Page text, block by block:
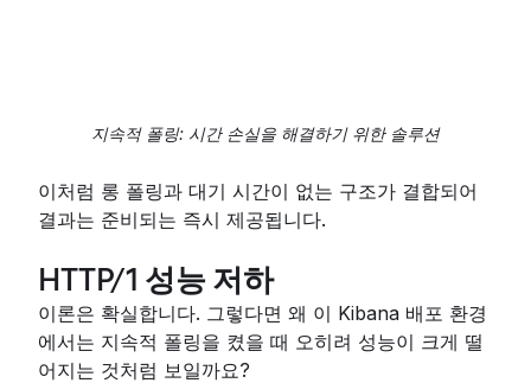
지속적 폴링: 시간 손실을 해결하기 위한 솔루션
이처럼 롱 폴링과 대기 시간이 없는 구조가 결합되어
결과는 준비되는 즉시 제공됩니다.
HTTP/1 성능 저하
이론은 확실합니다. 그렇다면 왜 이 Kibana 배포 환경
에서는 지속적 폴링을 켰을 때 오히려 성능이 크게 떨
어지는 것처럼 보일까요?